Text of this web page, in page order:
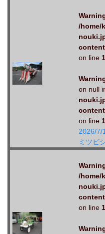
/home/
on line
on null
on line
2026/7/
ミツビ
/home/
on line